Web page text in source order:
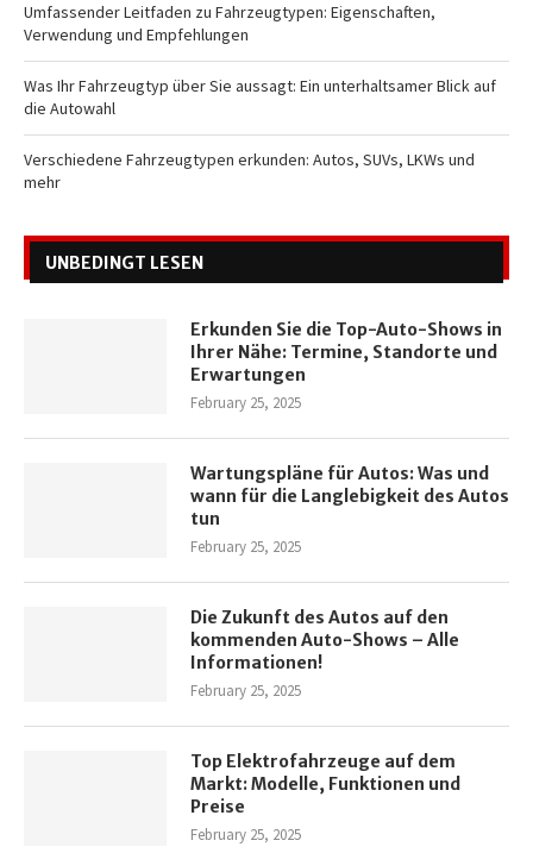
Umfassender Leitfaden zu Fahrzeugtypen: Eigenschaften,
Verwendung und Empfehlungen
Was Ihr Fahrzeugtyp über Sie aussagt: Ein unterhaltsamer Blick auf
die Autowahl
Verschiedene Fahrzeugtypen erkunden: Autos, SUVs, LKWs und
mehr
UNBEDINGT LESEN
Erkunden Sie die Top-Auto-Shows in
Ihrer Nähe: Termine, Standorte und
Erwartungen
February 25, 2025
Wartungspläne für Autos: Was und
wann für die Langlebigkeit des Autos
tun
February 25, 2025
Die Zukunft des Autos auf den
kommenden Auto-Shows – Alle
Informationen!
February 25, 2025
Top Elektrofahrzeuge auf dem
Markt: Modelle, Funktionen und
Preise
February 25, 2025